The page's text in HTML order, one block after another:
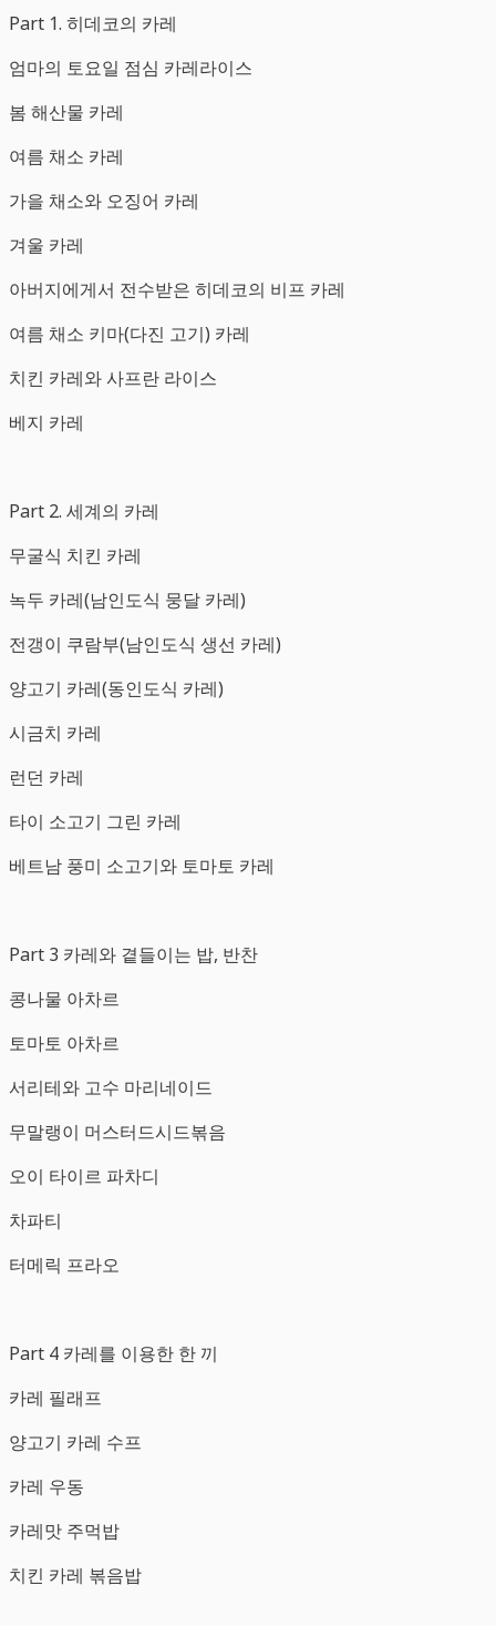
Part 1. 히데코의 카레
엄마의 토요일 점심 카레라이스
봄 해산물 카레
여름 채소 카레
가을 채소와 오징어 카레
겨울 카레
아버지에게서 전수받은 히데코의 비프 카레
여름 채소 키마(다진 고기) 카레
치킨 카레와 사프란 라이스
베지 카레
Part 2. 세계의 카레
무굴식 치킨 카레
녹두 카레(남인도식 뭉달 카레)
전갱이 쿠람부(남인도식 생선 카레)
양고기 카레(동인도식 카레)
시금치 카레
런던 카레
타이 소고기 그린 카레
베트남 풍미 소고기와 토마토 카레
Part 3 카레와 곁들이는 밥, 반찬
콩나물 아차르
토마토 아차르
서리테와 고수 마리네이드
무말랭이 머스터드시드볶음
오이 타이르 파차디
차파티
터메릭 프라오
Part 4 카레를 이용한 한 끼
카레 필래프
양고기 카레 수프
카레 우동
카레맛 주먹밥
치킨 카레 볶음밥